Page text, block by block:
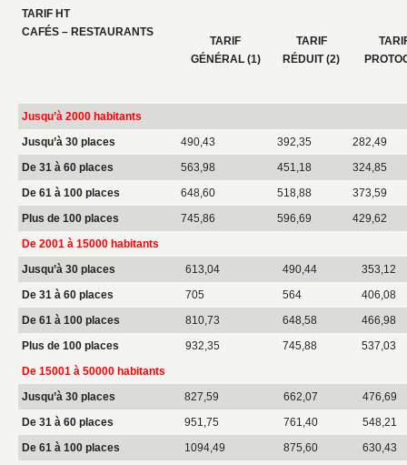
TARIF HT
CAFÉS – RESTAURANTS
TARIF
GÉNÉRAL (1)
TARIF
RÉDUIT (2)
Jusqu’à 2000 habitants
Jusqu’à 30 places
490,43 392,35
282,49
De 31 à 60 places
563,98 451,18
324,85
De 61 à 100 places
648,60 518,88
373,59
Plus de 100 places
745,86 596,69
429,62
De 2001 à 15000 habitants
Jusqu’à 30 places
613,04 490,44
353,12
De 31 à 60 places
705 564
406,08
De 61 à 100 places
810,73 648,58
466,98
Plus de 100 places
932,35 745,88
537,03
De 15001 à 50000 habitants
Jusqu’à 30 places
827,59 662,07
476,69
De 31 à 60 places
951,75 761,40
548,21
De 61 à 100 places
1094,49 875,60
630,43